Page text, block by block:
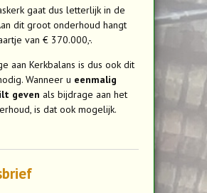
gaat dus letterlijk in de
dit groot onderhoud hangt
van € 370.000,-.
aan Kerkbalans is dus ook dit
Wanneer u eenmalig
geven als bijdrage aan het
is dat ook mogelijk.